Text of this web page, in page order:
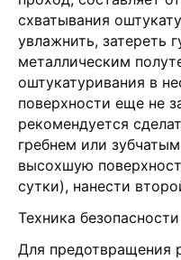
схватывания
увлажнить, затереть
металлическим
оштукатуривания в
поверхности еще не
рекомендуется
гребнем или
высохшую
сутки), нанести
Техника безопасности
Для предотвращения